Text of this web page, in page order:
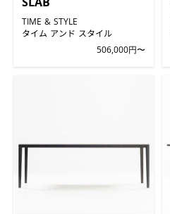
TIME & STYLE
タイム アンド スタイル
506,000円〜